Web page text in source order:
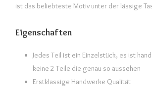
ist das beliebteste Motiv unter der lässige
Eigenschaften
Jedes Teil ist ein Einzelstück, es ist
keine 2 Teile die genau so aussehen
Erstklassige Handwerke Qualität